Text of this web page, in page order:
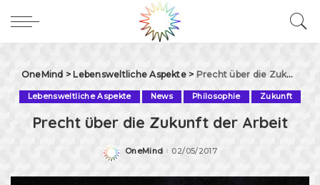
OneMind > Lebensweltliche Aspekte> Precht über die Zukunft der Arbeit
Lebensweltliche Aspekte News Philosophie Zukunft
Precht über die Zukunft der Arbeit
Posted
OneMind 02/05/2017